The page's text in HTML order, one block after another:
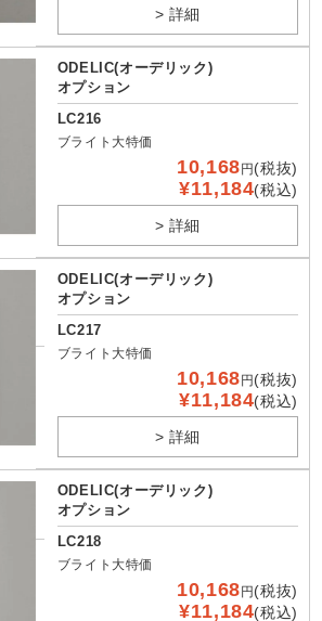
> 詳細
ODELIC(オーデリック)
オプション
LC216
ブライト大特価
10,168 円 (税抜)
¥11,184(税込)
> 詳細
ODELIC(オーデリック)
オプション
LC217
ブライト大特価
10,168 円 (税抜)
¥11,184(税込)
> 詳細
ODELIC(オーデリック)
オプション
LC218
ブライト大特価
10,168 円 (税抜)
¥11,184(税込)